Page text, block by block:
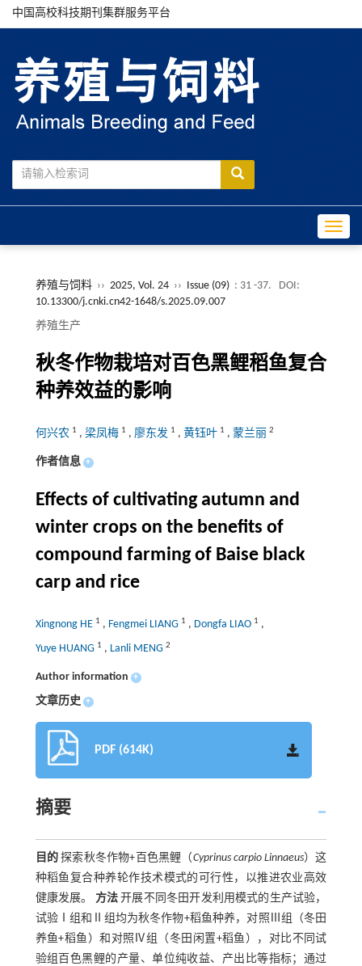
中国高校科技期刊集群服务平台
养殖与饲料 ›› 2025, Vol. 24 ›› Issue (09) : 31 -37.
DOI:
10.13300/j.cnki.cn42-1648/s.2025.09.007
养殖生产
秋冬作物栽培对百色黑鲤稻鱼复合
种养效益的影响
何兴农 1 , 梁凤梅 1 , 廖东发 1 , 黄钰叶 1 , 蒙兰丽 2
作者信息 +
Effects of cultivating autumn and
winter crops on the benefits of
compound farming of Baise black
carp and rice
Xingnong HE 1 , Fengmei LIANG 1 , Dongfa LIAO 1 ,
Yuye HUANG 1 , Lanli MENG 2
Author information +
文章历史 +
PDF (614K)
摘要
目的 探索秋冬作物+百色黑鲤（Cyprinus carpio Linnaeus）这
种稻鱼复合种养轮作技术模式的可行性，以推进农业高效
健康发展。 方法 开展不同冬田开发利用模式的生产试验，
试验Ⅰ组和Ⅱ组均为秋冬作物+稻鱼种养，对照Ⅲ组（冬田
养鱼+稻鱼）和对照Ⅳ组（冬田闲置+稻鱼），对比不同试
验组百色黑鲤的产量、单位纯收益、产出比等指标；通过